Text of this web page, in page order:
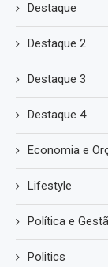
Destaque
Destaque 2
Destaque 3
Destaque 4
Economia e
Lifestyle
Política e
Politics